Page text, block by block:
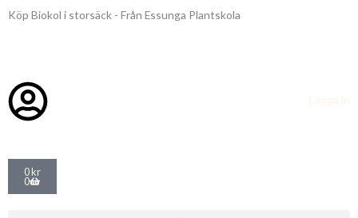
Hoppa
Köp Biokol i storsäck - Från Essunga Plantskola
Logga in
0kr
0
Varukorg